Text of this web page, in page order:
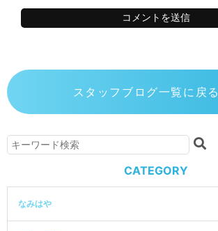
スタッフブログ一覧に戻る
CATEGORY
なみはや